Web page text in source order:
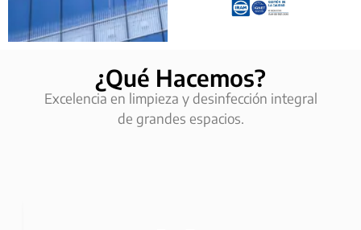
¿Qué Hacemos?
Excelencia en limpieza y desinfección integral
de grandes espacios.